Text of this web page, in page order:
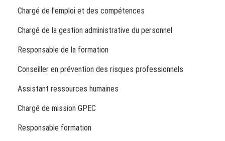
Chargé de l'emploi et des compétences
Chargé de la gestion administrative du personnel
Responsable de la formation
Conseiller en prévention des risques professionnels
Assistant ressources humaines
Chargé de mission GPEC
Responsable formation